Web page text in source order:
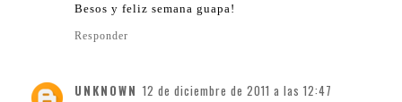
Besos y feliz semana guapa!
Responder
UNKNOWN 12 de diciembre de 2011 a las 12:47